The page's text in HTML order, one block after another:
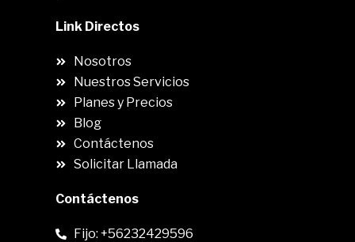
Link Directos
Nosotros
Nuestros Servicios
Planes y Precios
Blog
Contáctenos
Solicitar Llamada
Contáctenos
Fijo: +56232429596